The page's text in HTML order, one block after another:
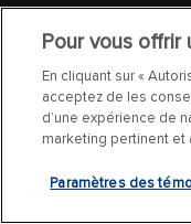
Pour vous offrir
En cliquant sur «
acceptez de les
d’une expérience de
marketing pertinent et
Paramètres des